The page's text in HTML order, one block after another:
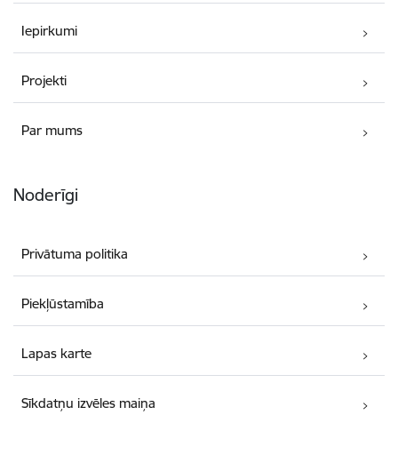
Iepirkumi
Projekti
Par mums
Noderīgi
Privātuma politika
Piekļūstamība
Lapas karte
Sīkdatņu izvēles maiņa